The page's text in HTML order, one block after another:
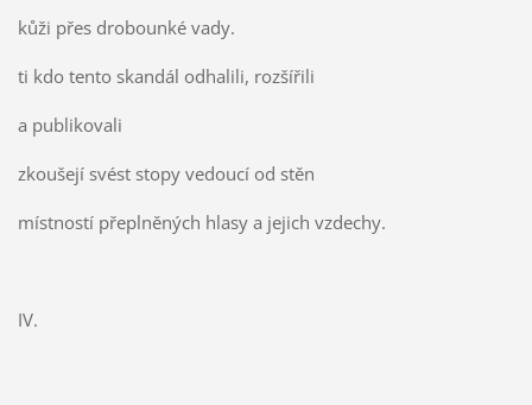
kůži přes drobounké vady.
ti kdo tento skandál odhalili, rozšířili
a publikovali
zkoušejí svést stopy vedoucí od stěn
místností přeplněných hlasy a jejich vzdechy.
IV.